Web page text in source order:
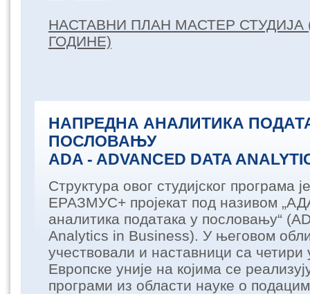
НАСТАВНИ ПЛАН МАСТЕР СТУДИЈА
ГОДИНЕ)
НАПРЕДНА АНАЛИТИКА
ПОСЛОВАЊУ
ADA - ADVANCED DATA
Структура овог студијског програма
ЕРАЗМУС+ пројекат под називом
аналитика података у пословању“
Analytics in Business). У његовом
учествовали и наставници са четири
Европске уније на којима се
програми из области науке о